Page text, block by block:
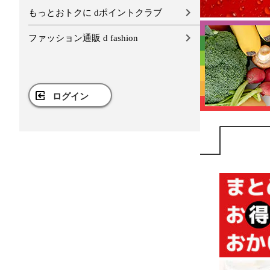
もっとおトクに dポイントクラブ
ファッション通販 d fashion
ログイン